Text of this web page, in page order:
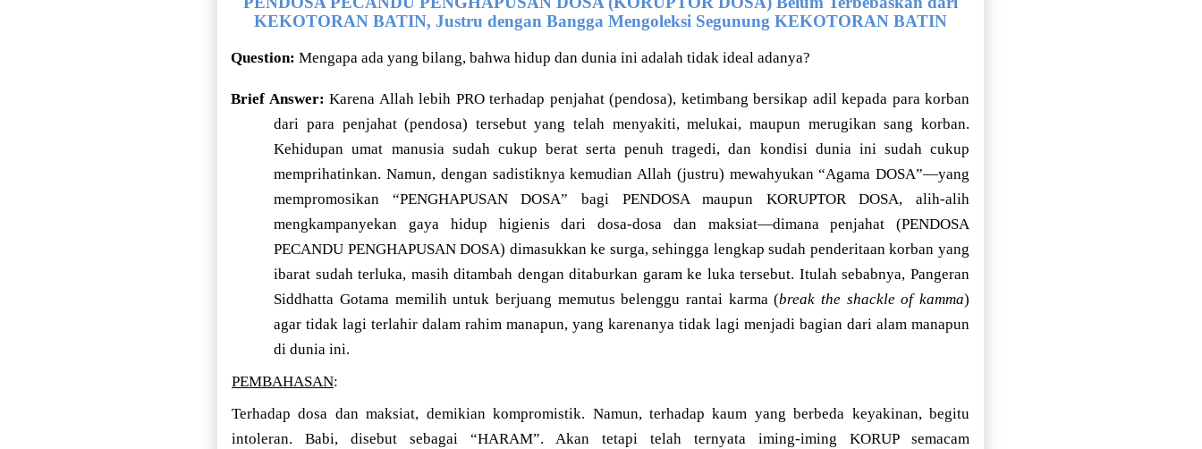
KEKOTORAN BATIN, Justru dengan Bangga Mengoleksi Segunung KEKOTORAN BATIN
Question: Mengapa ada yang bilang, bahwa hidup dan dunia ini adalah tidak ideal adanya?
Brief Answer: Karena Allah lebih PRO terhadap penjahat (pendosa), ketimbang bersikap adil kepada para korban
dari para penjahat (pendosa) tersebut yang telah menyakiti, melukai, maupun merugikan sang korban.
Kehidupan umat manusia sudah cukup berat serta penuh tragedi, dan kondisi dunia ini sudah cukup
memprihatinkan. Namun, dengan sadistiknya kemudian Allah (justru) mewahyukan “Agama DOSA”—yang
mempromosikan “PENGHAPUSAN DOSA” bagi PENDOSA maupun KORUPTOR DOSA, alih-alih
mengkampanyekan gaya hidup higienis dari dosa-dosa dan maksiat—dimana penjahat (PENDOSA
PECANDU PENGHAPUSAN DOSA) dimasukkan ke surga, sehingga lengkap sudah penderitaan korban yang
ibarat sudah terluka, masih ditambah dengan ditaburkan garam ke luka tersebut. Itulah sebabnya, Pangeran
Siddhatta Gotama memilih untuk berjuang memutus belenggu rantai karma (break the shackle of kamma)
agar tidak lagi terlahir dalam rahim manapun, yang karenanya tidak lagi menjadi bagian dari alam manapun
di dunia ini.
PEMBAHASAN:
Terhadap dosa dan maksiat, demikian kompromistik. Namun, terhadap kaum yang berbeda keyakinan, begitu
intoleran. Babi, disebut sebagai “HARAM”. Akan tetapi telah ternyata iming-iming KORUP semacam